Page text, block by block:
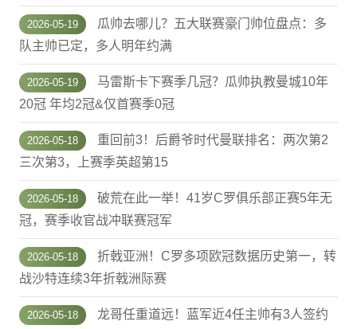
2026-05-19
瓜帅去哪儿？五大联赛豪门帅位盘点：多
队主帅已定，多人明年约满
2026-05-19
马雷斯卡下赛季几冠？瓜帅执教曼城10年
20冠 年均2冠&仅首赛季0冠
2026-05-18
重回前3！后爵爷时代曼联排名：两次第2
三次第3，上赛季英超第15
2026-05-18
破荒在此一举！41岁C罗俱乐部正赛5年无
冠，赛季收官战冲联赛冠军
2026-05-18
折戟亚洲！C罗多项欧冠数据历史第一，转
战沙特连续3年折戟洲际赛
2026-05-18
龙哥任重道远！蓝军近4任主帅有3人签约